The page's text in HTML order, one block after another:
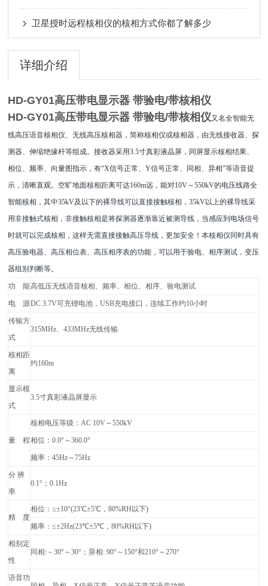
卫星授时远程核相仪的核相方式你都了解多少
详细介绍
HD-GY01高压带电显示器 带验电/带核相仪
HD-GY01高压带电显示器 带验电/带核相仪又名全智能无
线高压语音核相仪、无线高压核相器，简称核相仪或核相器，由无线接收器、探
测器、伸缩绝缘杆等组成。接收器采用3.5寸真彩液晶屏，同屏显示核相结果、
相位、频率、向量图指示，有“X信号正常、Y信号正常、同相、异相”等语音提
示，清晰直观。空旷地面核相距离可达160m远，能对10V～550kV的电压线路全
智能核相，其中35kV及以下的裸导线可以直接接触核相，35kV以上的裸导线采
用非接触式核相，非接触核相是将探测器逐渐靠近被测导线，当感应到电场信号
时就可以完成核相，这样无需直接接触高压导线，更加安全！本核相仪同时具有
高压验电器、高压相位表、高压相序表的功能，可以用于验电、相序测试，变压
器组别判断等。
功 能高低压无线语音核相、频率、相位、相序、验电测试
电 源DC 3.7V可充锂电池，USB充电接口，连续工作约10小时
传输方
式
315MHz、433MHz无线传输
核相距
离
约160m
显示模
式
3.5寸真彩液晶屏显示
量 程
核相电压等级：AC 10V～550kV
相位：0.0°～360.0°
频率：45Hz～75Hz
分 辨
率
0.1°；0.1Hz
精 度
相位：≤±10°(23℃±5℃，80%RH以下)
频率：≤±2Hz(23℃±5℃，80%RH以下)
相别定
性
同相:－30°～30°；异相: 90°～150°和210°～270°
语音功